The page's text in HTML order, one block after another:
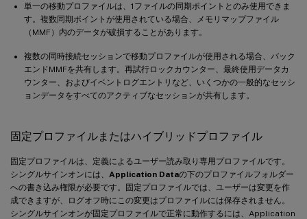
単一の移動プロファイルは、1ファイルの同期ポイントとのみ使用できま
す。複数同期ポイントが使用されている場合、メモリマップファイル
（MMF）内のデータが破損することがあります。
複数の同時接続セッションで移動プロファイルが使用される場合、バック
エンドMMFを共有します。再試行ロックカウンター、最終使用データカ
ウンター、およびイベントログエントリなど、いくつかの一般的なセッシ
ョンデータをすべてのアクティブなセッションが共有します。
固定プロファイルまたはハイブリッドプロファイル
固定プロファイルは、定義によるユーザー読み取り専用プロファイルです。
シングルサインオンには、 Application Dataの下のプロファイルフォルダー
への書き込み権限が必要です。固定プロファイルでは、ユーザーは変更を作
成できますが、ログオフ時にこの変更はプロファイルには保存されません。
シングルサインオンが固定プロファイルで正常に動作するには、Application